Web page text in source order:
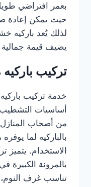
بعمر افتراضي
حيث يمكن إعادة
لذلك يُعد باركيه
يضيف قيمة
تركيب
خدمة تركيب
أساسيات
من أصحاب المنازل
بالباركيه لما
الاستخدام. يتميز
بالمرونة الكبيرة
تناسب غرف